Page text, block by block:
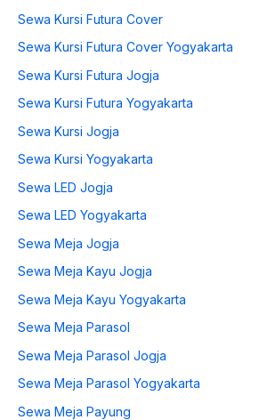
Sewa Kursi Futura Cover
Sewa Kursi Futura Cover Yogyakarta
Sewa Kursi Futura Jogja
Sewa Kursi Futura Yogyakarta
Sewa Kursi Jogja
Sewa Kursi Yogyakarta
Sewa LED Jogja
Sewa LED Yogyakarta
Sewa Meja Jogja
Sewa Meja Kayu Jogja
Sewa Meja Kayu Yogyakarta
Sewa Meja Parasol
Sewa Meja Parasol Jogja
Sewa Meja Parasol Yogyakarta
Sewa Meja Payung